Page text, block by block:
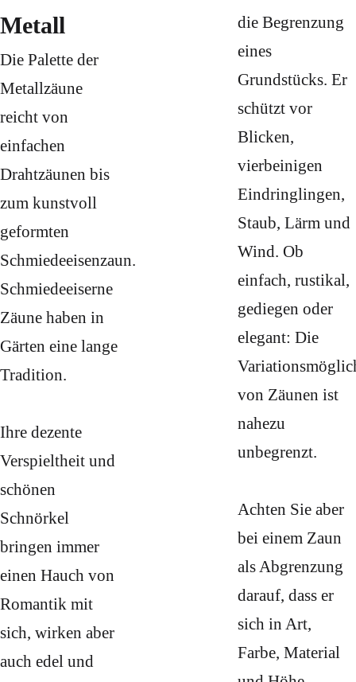
Metall
Die Palette der
Metallzäune
reicht von
einfachen
Drahtzäunen bis
zum kunstvoll
geformten
Schmiedeeisenzaun.
Schmiedeeiserne
Zäune haben in
Gärten eine lange
Tradition.
Ihre dezente
Verspieltheit und
schönen
Schnörkel
bringen immer
einen Hauch von
Romantik mit
sich, wirken aber
auch edel und
die Begrenzung
eines
Grundstücks. Er
schützt vor
Blicken,
vierbeinigen
Eindringlingen,
Staub, Lärm und
Wind. Ob
einfach, rustikal,
gediegen oder
elegant: Die
von Zäunen ist
nahezu
unbegrenzt.
Achten Sie aber
bei einem Zaun
als Abgrenzung
darauf, dass er
sich in Art,
Farbe, Material